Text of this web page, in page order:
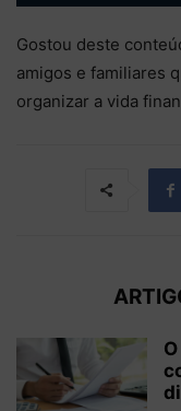
Gostou deste
amigos e familiares
organizar a vida